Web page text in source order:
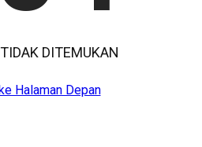
DITEMUKAN
Halaman Depan